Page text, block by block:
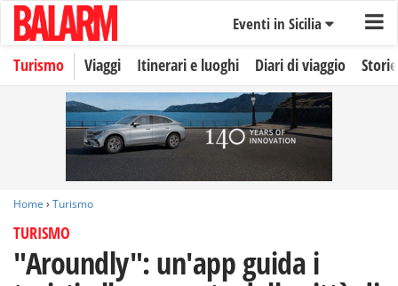
Eventi in Sicilia
Turismo Viaggi Itinerari e luoghi Diari di viaggio Storie
Home › Turismo
TURISMO
"Aroundly": un'app guida i